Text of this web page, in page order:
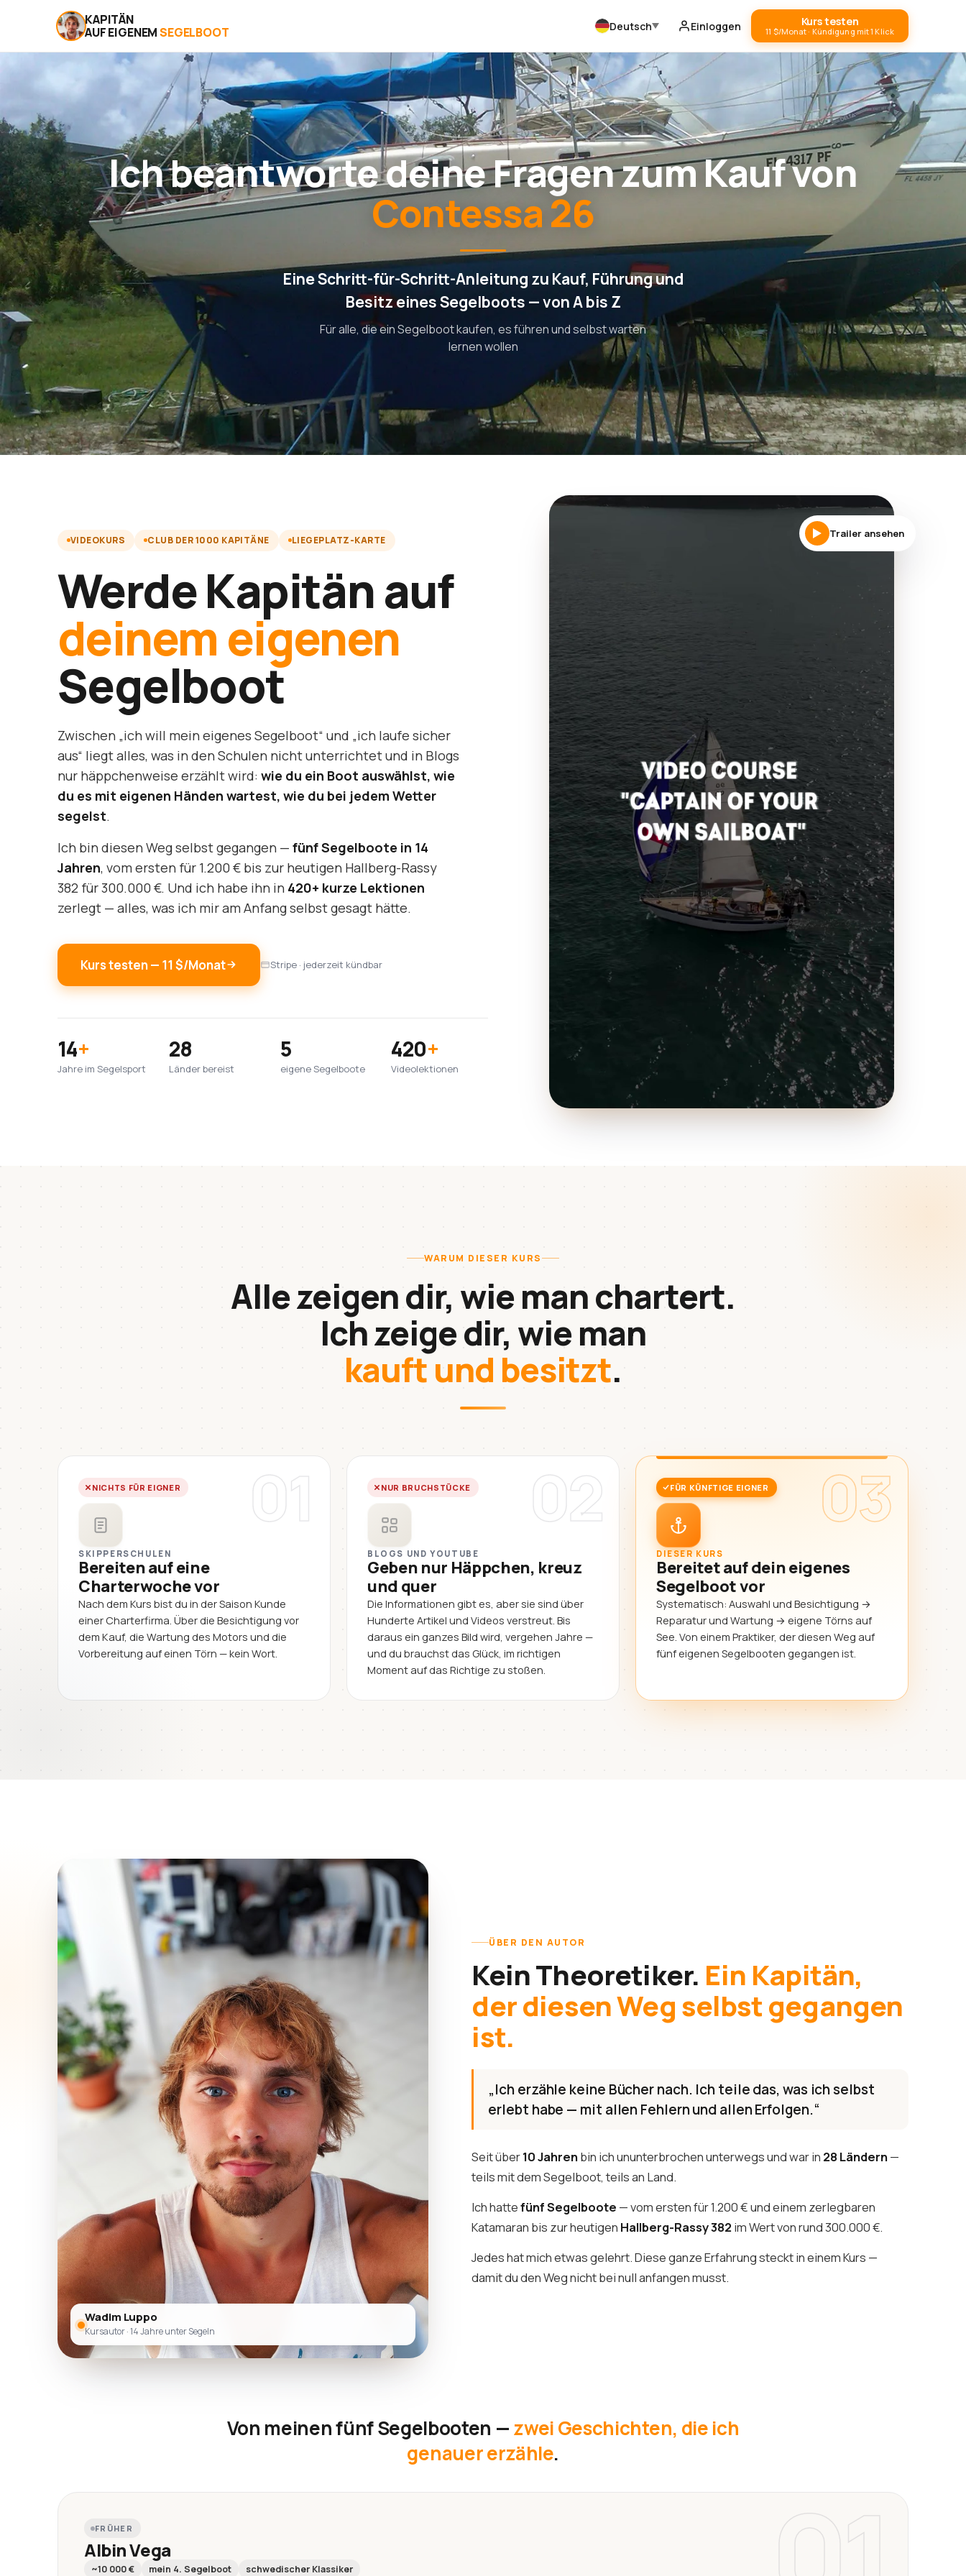
KAPITÄN
AUF EIGENEMSEGELBOOT Deutsch Einloggen Kurs testen
11 $/Monat · Kündigung mit 1 Klick
Ich beantworte deine Fragen zum Kauf von
Contessa 26
Eine Schritt-für-Schritt-Anleitung zu Kauf, Führung und
Besitz eines Segelboots — von A bis Z
Für alle, die ein Segelboot kaufen, es führen und selbst warten
lernen wollen
VIDEOKURS CLUB DER 1000 KAPITÄNE LIEGEPLATZ-KARTE
Werde Kapitän auf
deinem eigenen
Segelboot
Zwischen „ich will mein eigenes Segelboot“ und „ich laufe sicher
aus“ liegt alles, was in den Schulen nicht unterrichtet und in Blogs
nur häppchenweise erzählt wird: wie du ein Boot auswählst, wie
du es mit eigenen Händen wartest, wie du bei jedem Wetter
segelst.
Ich bin diesen Weg selbst gegangen — fünf Segelboote in 14
Jahren, vom ersten für 1.200 € bis zur heutigen Hallberg-Rassy
382 für 300.000 €. Und ich habe ihn in 420+ kurze Lektionen
zerlegt — alles, was ich mir am Anfang selbst gesagt hätte.
Kurs testen — 11 $/Monat Stripe · jederzeit kündbar
14+
Jahre im Segelsport
28
Länder bereist
5
eigene Segelboote
420+
Videolektionen
Trailer ansehen
WARUM DIESER KURS
Alle zeigen dir, wie man chartert.
Ich zeige dir, wie man
kauft und besitzt.
01
NICHTS FÜR EIGNER
SKIPPERSCHULEN
Bereiten auf eine
Charterwoche vor
Nach dem Kurs bist du in der Saison Kunde
einer Charterfirma. Über die Besichtigung vor
dem Kauf, die Wartung des Motors und die
Vorbereitung auf einen Törn — kein Wort.
02
NUR BRUCHSTÜCKE
BLOGS UND YOUTUBE
Geben nur Häppchen, kreuz
und quer
Die Informationen gibt es, aber sie sind über
Hunderte Artikel und Videos verstreut. Bis
daraus ein ganzes Bild wird, vergehen Jahre —
und du brauchst das Glück, im richtigen
Moment auf das Richtige zu stoßen.
03
FÜR KÜNFTIGE EIGNER
DIESER KURS
Bereitet auf dein eigenes
Segelboot vor
Systematisch: Auswahl und Besichtigung →
Reparatur und Wartung → eigene Törns auf
See. Von einem Praktiker, der diesen Weg auf
fünf eigenen Segelbooten gegangen ist.
Wadim Luppo
Kursautor · 14 Jahre unter Segeln
ÜBER DEN AUTOR
Kein Theoretiker. Ein Kapitän,
der diesen Weg selbst gegangen
ist.
„Ich erzähle keine Bücher nach. Ich teile das, was ich selbst
erlebt habe — mit allen Fehlern und allen Erfolgen.“
Seit über10 Jahrenbin ich ununterbrochen unterwegs und war in 28 Ländern—
teils mit dem Segelboot, teils an Land.
Ich hattefünf Segelboote — vom ersten für 1.200 € und einem zerlegbaren
Katamaran bis zur heutigen Hallberg-Rassy 382im Wert von rund 300.000 €.
Jedes hat mich etwas gelehrt. Diese ganze Erfahrung steckt in einem Kurs —
damit du den Weg nicht bei null anfangen musst.
Von meinen fünf Segelbooten —zwei Geschichten, die ich
genauer erzähle.
FRÜHER
Albin Vega
~10 000 € mein 4. Segelboot schwedischer Klassiker